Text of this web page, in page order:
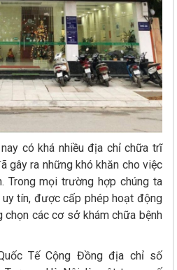
có khá nhiều địa chỉ chữa trĩ
gây ra những khó khăn cho việc
Trong mọi trường hợp chúng ta
tín, được cấp phép hoạt động
chọn các cơ sở khám chữa bệnh
Tế Cộng Đồng địa chỉ số